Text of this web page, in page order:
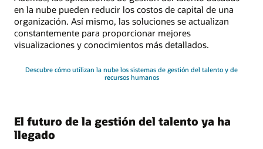
en la nube pueden reducir los costos de capital de una
organización. Así mismo, las soluciones se actualizan
constantemente para proporcionar mejores
visualizaciones y conocimientos más detallados.
Descubre cómo utilizan la nube los sistemas de gestión del talento y de
recursos humanos
El futuro de la gestión del talento ya ha
llegado